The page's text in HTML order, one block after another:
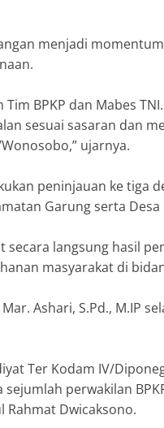
menjadi
BPKP dan Mabes
sesuai sasaran dan
ujarnya.
peninjauan ke tiga
Garung serta
langsung hasil
masyarakat di
Ashari, S.Pd., M.IP
Ter Kodam IV/
perwakilan
Rahmat Dwicaksono.